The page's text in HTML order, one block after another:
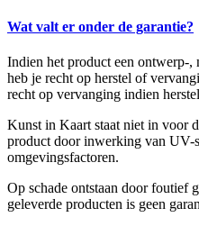
Wat valt er onder de garantie?
Indien het product een ontwerp-
heb je recht op herstel of
recht op vervanging indien
Kunst in Kaart staat niet in voor
product door inwerking van UV-
omgevingsfactoren.
Op schade ontstaan door foutief
geleverde producten is geen